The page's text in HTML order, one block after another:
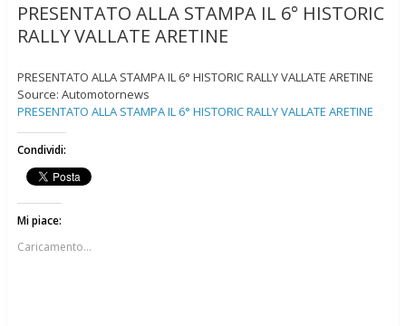
PRESENTATO ALLA STAMPA IL 6° HISTORIC
RALLY VALLATE ARETINE
PRESENTATO ALLA STAMPA IL 6° HISTORIC RALLY VALLATE ARETINE
Source: Automotornews
PRESENTATO ALLA STAMPA IL 6° HISTORIC RALLY VALLATE ARETINE
Condividi:
Mi piace:
Caricamento...